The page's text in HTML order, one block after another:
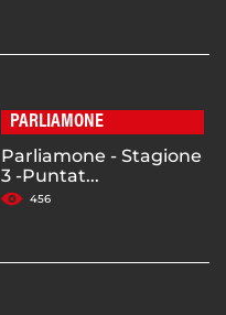
PARLIAMONE
Parliamone - Stagione
3 -Puntat...
456